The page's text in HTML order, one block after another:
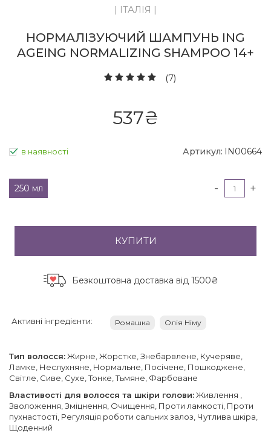
| ІТАЛІЯ |
НОРМАЛІЗУЮЧИЙ ШАМПУНЬ ING
AGEING NORMALIZING SHAMPOO 14+
(7)
537₴
в наявності Артикул: IN00664
250 мл - +
КУПИТИ
Безкоштовна доставка від 1500₴
Активні інгредієнти: Ромашка Олія Німу
Тип волосся:Жирне, Жорстке, Знебарвлене, Кучеряве,
Ламке, Неслухняне, Нормальне, Посічене, Пошкоджене,
Світле, Сиве, Сухе, Тонке, Тьмяне, Фарбоване
Властивості для волосся та шкіри голови:Живлення ,
Зволоження, Зміцнення, Очищення, Проти ламкості, Проти
пухнастості, Регуляція роботи сальних залоз, Чутлива шкіра,
Щоденний